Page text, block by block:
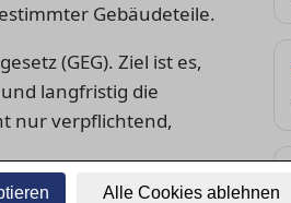
Alle Cookies ablehnen
Gebäudeteile.
(GEG). Ziel ist es,
langfristig die
nur verpflichtend,